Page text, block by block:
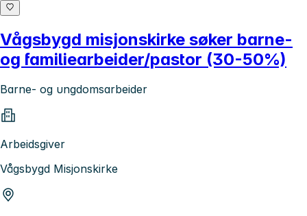
Vågsbygd misjonskirke søker barne-
og familiearbeider/pastor (30-50%)
Barne- og ungdomsarbeider
Arbeidsgiver
Vågsbygd Misjonskirke